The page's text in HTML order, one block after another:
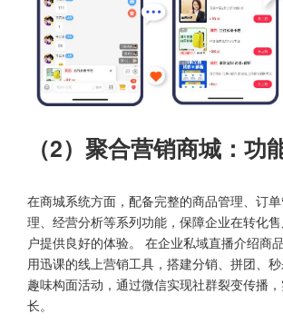
（2）聚合营销商城：功
在商城系统方面，配备完整的商品管理、订
理、经营分析等系列功能，保障企业在转化
户提供良好的体验。 在企业私域直播介绍商
用迅课的线上营销工具，搭建分销、拼团、
趣味构面活动，通过微信实现社群裂变传播
长。